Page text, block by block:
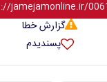
گزارش خطا
پسندیدم